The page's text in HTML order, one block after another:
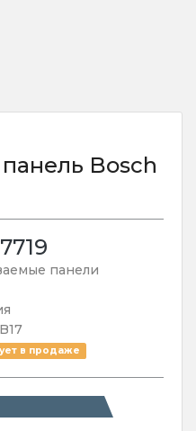
Bosch
панели
в продаже